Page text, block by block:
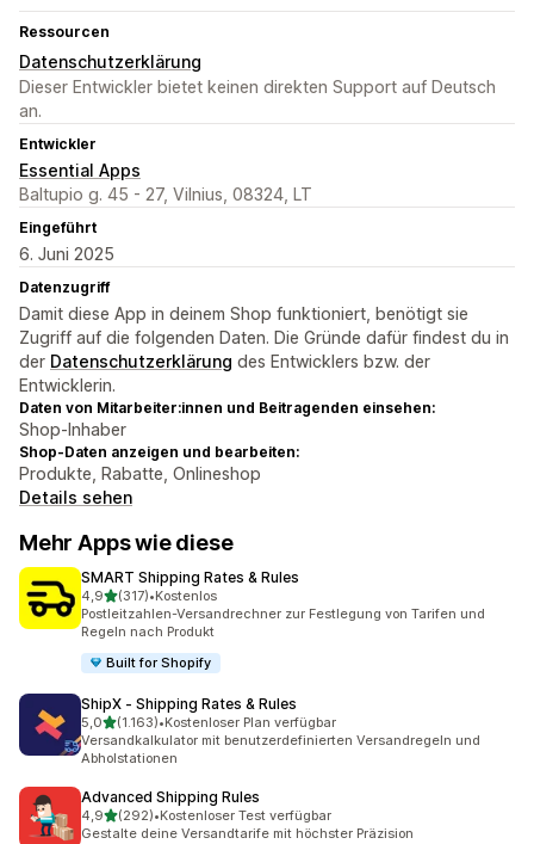
Ressourcen
Datenschutzerklärung
Dieser Entwickler bietet keinen direkten Support auf Deutsch
an.
Entwickler
Essential Apps
Baltupio g. 45 - 27, Vilnius, 08324, LT
Eingeführt
6. Juni 2025
Datenzugriff
Damit diese App in deinem Shop funktioniert, benötigt sie
Zugriff auf die folgenden Daten. Die Gründe dafür findest du in
der Datenschutzerklärung des Entwicklers bzw. der
Entwicklerin.
Daten von Mitarbeiter:innen und Beitragenden einsehen:
Shop-Inhaber
Shop-Daten anzeigen und bearbeiten:
Produkte, Rabatte, Onlineshop
Details sehen
Mehr Apps wie diese
SMART Shipping Rates & Rules
4,9von 5 Sternen
(317)
317 Rezensionen insgesamt
•Kostenlos
Postleitzahlen-Versandrechner zur Festlegung von Tarifen und
Regeln nach Produkt
Built for Shopify
ShipX ‑ Shipping Rates & Rules
5,0von 5 Sternen
(1.163)
1163 Rezensionen insgesamt
•Kostenloser Plan verfügbar
Versandkalkulator mit benutzerdefinierten Versandregeln und
Abholstationen
Advanced Shipping Rules
4,9von 5 Sternen
(292)
292 Rezensionen insgesamt
•Kostenloser Test verfügbar
Gestalte deine Versandtarife mit höchster Präzision